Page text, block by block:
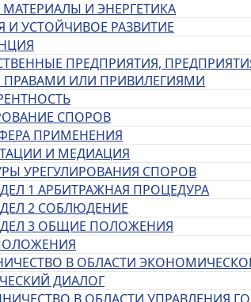
МАТЕРИАЛЫ И ЭНЕРГЕТИКА
И УСТОЙЧИВОЕ РАЗВИТИЕ
ПРЕДПРИЯТИЯ,
ИЛИ ПРИВИЛЕГИЯМИ
СПОРОВ
ПРИМЕНЕНИЯ
И МЕДИАЦИЯ
УРЕГУЛИРОВАНИЯ СПОРОВ
1 АРБИТРАЖНАЯ ПРОЦЕДУРА
2 СОБЛЮДЕНИЕ
3 ОБЩИЕ ПОЛОЖЕНИЯ
В ОБЛАСТИ
ДИАЛОГ